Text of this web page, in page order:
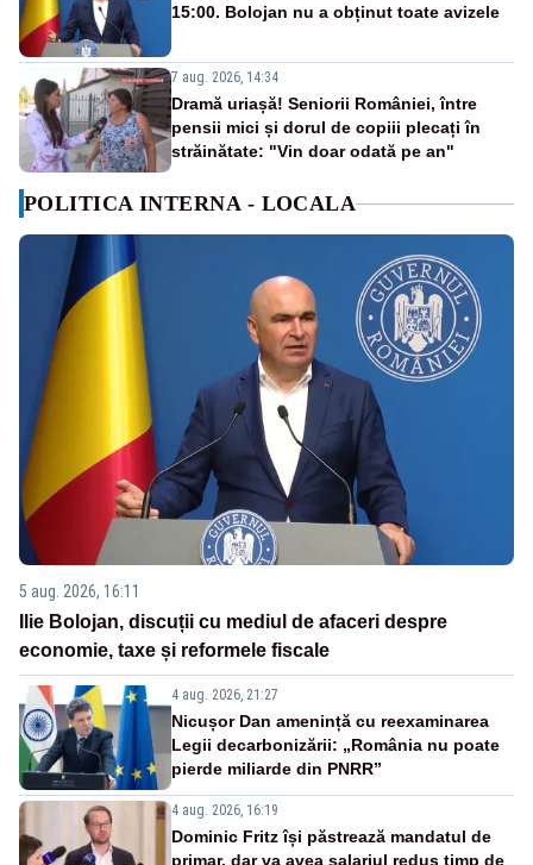
15:00. Bolojan nu a obținut toate avizele
7 aug. 2026, 14:34
Dramă uriașă! Seniorii României, între
pensii mici și dorul de copiii plecați în
străinătate: "Vin doar odată pe an"
POLITICA INTERNA - LOCALA
5 aug. 2026, 16:11
Ilie Bolojan, discuții cu mediul de afaceri despre
economie, taxe și reformele fiscale
4 aug. 2026, 21:27
Nicușor Dan amenință cu reexaminarea
Legii decarbonizării: „România nu poate
pierde miliarde din PNRR”
4 aug. 2026, 16:19
Dominic Fritz își păstrează mandatul de
primar, dar va avea salariul redus timp de